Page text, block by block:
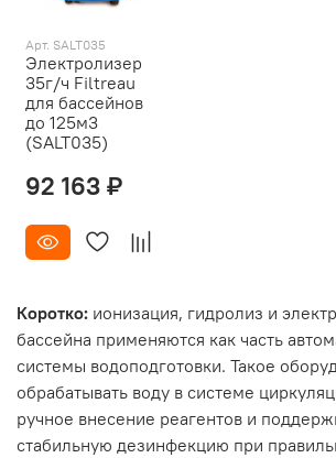
Арт. SALT035
Электролизер
35г/ч Filtreau
для бассейнов
до 125м3
(SALT035)
92 163 ₽
Коротко: ионизация, гидролиз и
бассейна применяются как часть
системы водоподготовки. Такое
обрабатывать воду в системе
ручное внесение реагентов и
стабильную дезинфекцию при